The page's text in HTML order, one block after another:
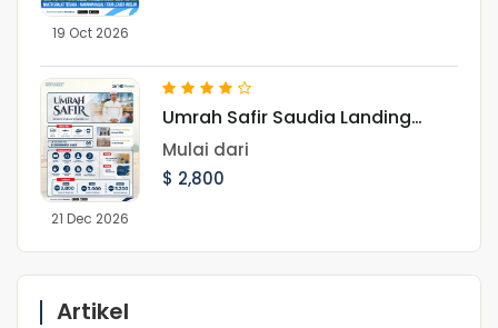
19 Oct 2026
21 Dec 2026
Umrah Safir Saudia Landing
Jeddah 21 Desember 2026
Mulai dari
$ 2,800
Artikel